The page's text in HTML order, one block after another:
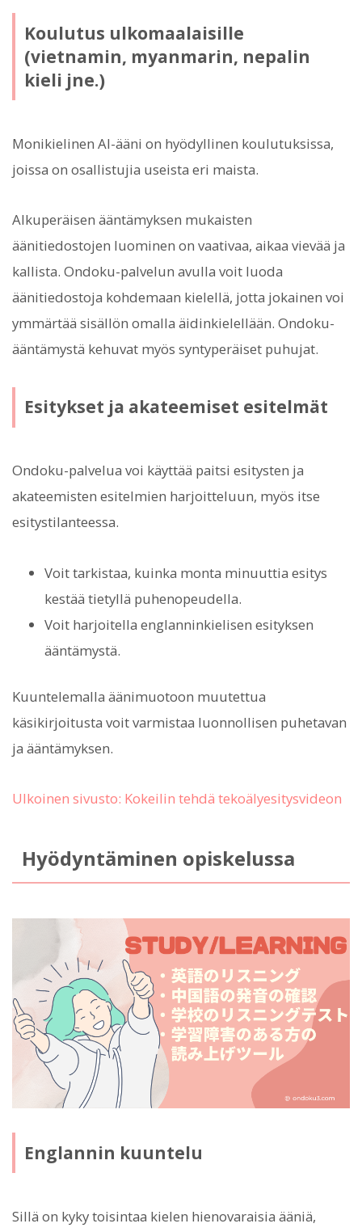
Koulutus ulkomaalaisille
(vietnamin, myanmarin, nepalin
kieli jne.)
Monikielinen AI-ääni on hyödyllinen koulutuksissa,
joissa on osallistujia useista eri maista.
Alkuperäisen ääntämyksen mukaisten
äänitiedostojen luominen on vaativaa, aikaa vievää ja
kallista. Ondoku-palvelun avulla voit luoda
äänitiedostoja kohdemaan kielellä, jotta jokainen voi
ymmärtää sisällön omalla äidinkielellään. Ondoku-
ääntämystä kehuvat myös syntyperäiset puhujat.
Esitykset ja akateemiset esitelmät
Ondoku-palvelua voi käyttää paitsi esitysten ja
akateemisten esitelmien harjoitteluun, myös itse
esitystilanteessa.
Voit tarkistaa, kuinka monta minuuttia esitys
kestää tietyllä puhenopeudella.
Voit harjoitella englanninkielisen esityksen
ääntämystä.
Kuuntelemalla äänimuotoon muutettua
käsikirjoitusta voit varmistaa luonnollisen puhetavan
ja ääntämyksen.
Ulkoinen sivusto: Kokeilin tehdä tekoälyesitysvideon
Hyödyntäminen opiskelussa
Englannin kuuntelu
Sillä on kyky toisintaa kielen hienovaraisia ääniä,